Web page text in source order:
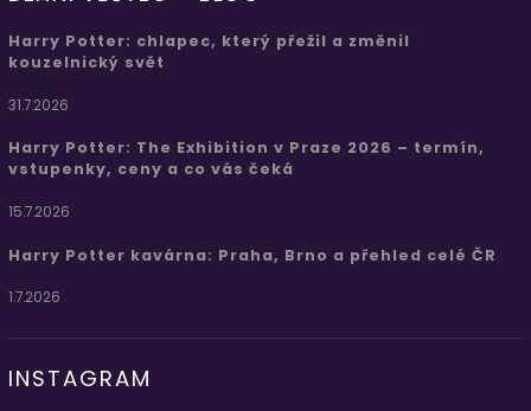
Harry Potter: chlapec, který přežil a změnil
kouzelnický svět
31.7.2026
Harry Potter: The Exhibition v Praze 2026 – termín,
vstupenky, ceny a co vás čeká
15.7.2026
Harry Potter kavárna: Praha, Brno a přehled celé ČR
1.7.2026
INSTAGRAM